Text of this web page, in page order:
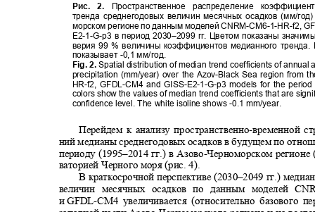
Рис. 2. Пространственное распределение
тренда среднегодовых величин месячных осадков (мм/
морском регионе по данным моделейCNRM-CM6-1-HR-f2,
E2-1-G-p3 в период 2030–2099 гг. Цветом показаны
верия 99 % величины коэффициентов медианного
показывает -0,1мм/год
Fig. 2. Spatial distribution of median trend coefficients of
precipitation (mm/year) over the Azov-Black Sea region from
HR-f2, GFDL-CM4 and GISS-E2-1-G-p3 models for the
colors show the values of median trend coefficients that are
confidence level. The white isoline shows -0.1 mm/year.
Перейдем к анализу пространственно-временной
ний медианы среднегодовых осадков в будущем по
периоду (1995–2014 гг.) в Азово-Черноморском
ваторией Черного моря (рис. 4).
В краткосрочной перспективе (2030–2049 гг.)
величин месячных осадков по данным моделей
иGFDL-CM4 увеличивается (относительно базового